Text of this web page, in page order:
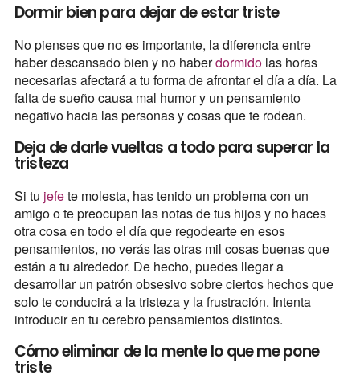
Dormir bien para dejar de estar triste
No pienses que no es importante, la diferencia entre
haber descansado bien y no haberdormido las horas
necesarias afectará a tu forma de afrontar el día a día. La
falta de sueño causa mal humor y un pensamiento
negativo hacia las personas y cosas que te rodean.
Deja de darle vueltas a todo para superar la
tristeza
Si tu jefete molesta, has tenido un problema con un
amigo o te preocupan las notas de tus hijos y no haces
otra cosa en todo el día que regodearte en esos
pensamientos, no verás las otras mil cosas buenas que
están a tu alrededor. De hecho, puedes llegar a
desarrollar un patrón obsesivo sobre ciertos hechos que
solo te conducirá a la tristeza y la frustración. Intenta
introducir en tu cerebro pensamientos distintos.
Cómo eliminar de la mente lo que me pone
triste